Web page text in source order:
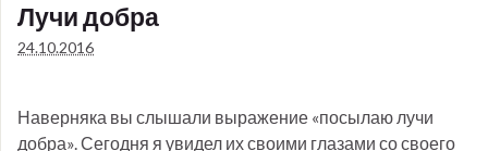
Лучи добра
24.10.2016
Наверняка вы слышали выражение «посылаю лучи
добра». Сегодня я увидел их своими глазами со своего